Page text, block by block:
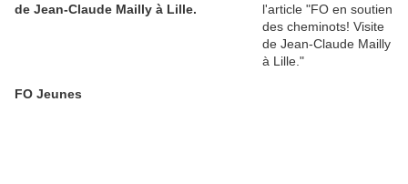
de Jean-Claude Mailly à Lille.
FO Jeunes